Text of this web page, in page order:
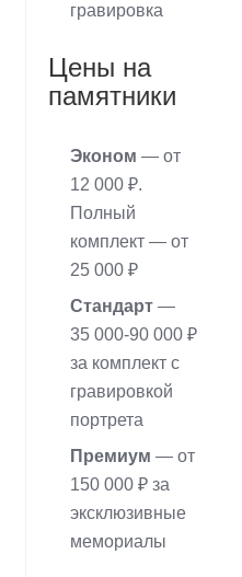
гравировка
Цены на
памятники
Эконом — от
12 000 ₽.
Полный
комплект — от
25 000 ₽
Стандарт —
35 000-90 000 ₽
за комплект с
гравировкой
портрета
Премиум — от
150 000 ₽ за
эксклюзивные
мемориалы